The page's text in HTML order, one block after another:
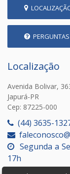
Localização
Avenida Bolivar,
Japurá-PR
Cep: 87225-000
(44) 3635-
Segunda a
17h